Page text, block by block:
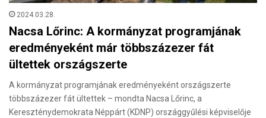
2024.03.28.
Nacsa Lőrinc: A kormányzat programjának
eredményeként már többszázezer fát
ültettek országszerte
A kormányzat programjának eredményeként országszerte
többszázezer fát ültettek – mondta Nacsa Lőrinc, a
Kereszténydemokrata Néppárt (KDNP) országgyűlési képviselője